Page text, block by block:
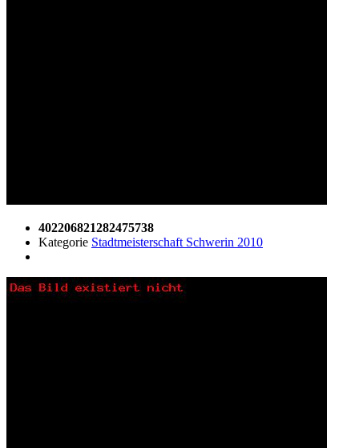
402206821282475738
Kategorie Stadtmeisterschaft Schwerin 2010